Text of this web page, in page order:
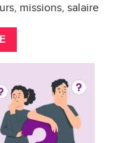
missions, salaire